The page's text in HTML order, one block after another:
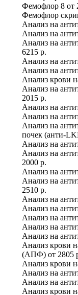
Фемофлор 8 от
Фемофлор
Анализ на
Анализ на
Анализ на
6215 р.
Анализ на
Анализ на
Анализ крови
Анализ на
2015 р.
Анализ на
Анализ на
Анализ на
почек (анти-
Анализ на
Анализ на
2000 р.
Анализ на
Анализ на
2510 р.
Анализ на
Анализ на
Анализ на
Анализ на
Анализ на
Анализ крови
(АПФ) от 2805
Анализ крови
Анализ на
Анализ на
Анализ крови